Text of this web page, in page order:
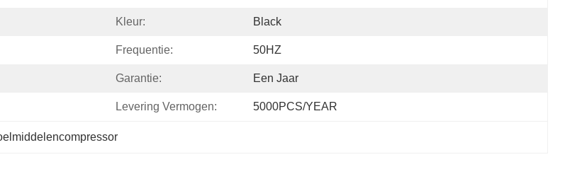
Kleur: Black
Frequentie: 50HZ
Garantie: Een Jaar
Levering Vermogen: 5000PCS/YEAR